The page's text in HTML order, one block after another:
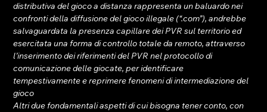
distributiva del gioco a distanza rappresenta un baluardo nei
confronti della diffusione del gioco illegale (“.com”), andrebbe
salvaguardata la presenza capillare dei PVR sul territorio ed
esercitata una forma di controllo totale da remoto, attraverso
l’inserimento dei riferimenti del PVR nel protocollo di
comunicazione delle giocate, per identificare
tempestivamente e reprimere fenomeni di intermediazione del
gioco
Altri due fondamentali aspetti di cui bisogna tener conto, con